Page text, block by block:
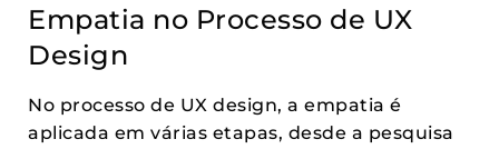
Empatia no Processo de UX
Design
No processo de UX design, a empatia é
aplicada em várias etapas, desde a pesquisa